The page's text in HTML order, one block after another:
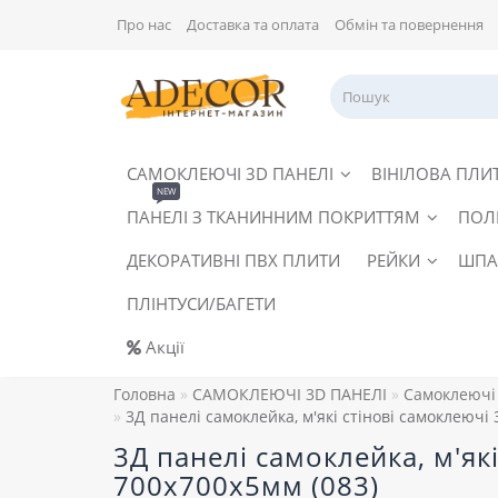
Про нас Доставка та оплата Обмін та повернення
САМОКЛЕЮЧІ 3D ПАНЕЛІ
ВІНІЛОВА
ПАНЕЛІ З ТКАНИННИМ ПОКРИТТЯМ
NEW
ДЕКОРАТИВНІ ПВХ ПЛИТИ
РЕЙКИ
ПЛІНТУСИ/БАГЕТИ
Акції
Головна САМОКЛЕЮЧІ 3D ПАНЕЛІ
Самоклеючі
3Д панелі самоклейка, м'які стінові
3Д панелі самоклейка,
700x700x5мм (083)